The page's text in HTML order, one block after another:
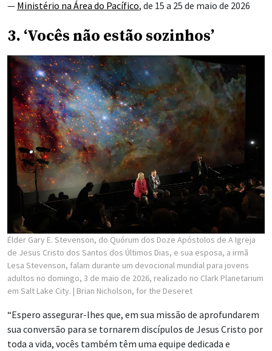
— Ministério na Área do Pacífico, de 15 a 25 de maio de 2026
3. ‘Vocês não estão sozinhos’
Élder Gary E. Stevenson, do Quórum dos Doze Apóstolos de A Igreja
de Jesus Cristo dos Santos dos Últimos Dias, e sua esposa, a irmã
Lesa Stevenson, falam durante um devocional mundial para jovens
adultos no domingo, 3 de maio de 2026, realizado no Clark Planetarium
em Salt Lake City. | Brian Nicholson, for the Deseret
“Espero assegurar-lhes que, em sua missão de aprofundarem
sua conversão para se tornarem discípulos de Jesus Cristo por
toda a vida, vocês também têm uma equipe dedicada e